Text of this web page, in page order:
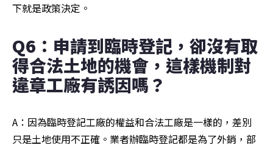
下就是政策決定。
Q6：申請到臨時登記，卻沒有取
得合法土地的機會，這樣機制對
違章工廠有誘因嗎？
A：因為臨時登記工廠的權益和合法工廠是一樣的，差別
只是土地使用不正確。業者辦臨時登記都是為了外銷，部